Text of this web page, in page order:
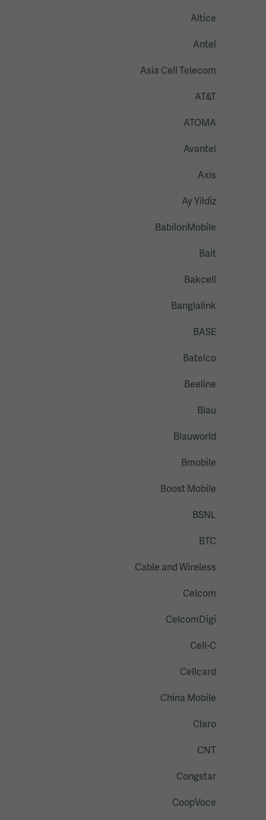
Altice
Antel
Asia Cell Telecom
AT&T
ATOMA
Avantel
Axis
Ay Yildiz
BabilonMobile
Bait
Bakcell
Banglalink
BASE
Batelco
Beeline
Blau
Blauworld
Bmobile
Boost Mobile
BSNL
BTC
Cable and Wireless
Celcom
CelcomDigi
Cell-C
Cellcard
China Mobile
Claro
CNT
Congstar
CoopVoce